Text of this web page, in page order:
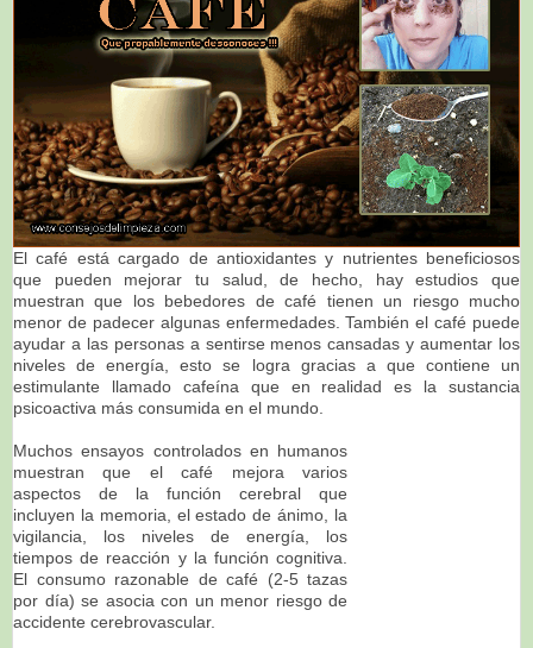
El café está cargado de antioxidantes y nutrientes beneficiosos
que pueden mejorar tu salud, de hecho, hay estudios que
muestran que los bebedores de café tienen un riesgo mucho
menor de padecer algunas enfermedades. También el café puede
ayudar a las personas a sentirse menos cansadas y aumentar los
niveles de energía, esto se logra gracias a que contiene un
estimulante llamado cafeína que en realidad es la sustancia
psicoactiva más consumida en el mundo.
Muchos ensayos controlados en humanos
muestran que el café mejora varios
aspectos de la función cerebral que
incluyen la memoria, el estado de ánimo, la
vigilancia, los niveles de energía, los
tiempos de reacción y la función cognitiva.
El consumo razonable de café (2-5 tazas
por día) se asocia con un menor riesgo de
accidente cerebrovascular.